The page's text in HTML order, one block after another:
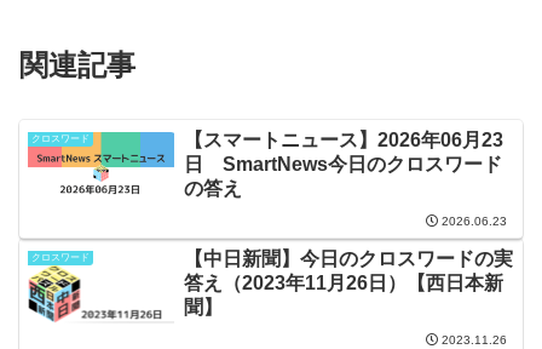
関連記事
クロスワード
【スマートニュース】2026年06月23
日 SmartNews今日のクロスワード
の答え
2026.06.23
クロスワード
【中日新聞】今日のクロスワードの実
答え（2023年11月26日）【西日本新
聞】
2023.11.26